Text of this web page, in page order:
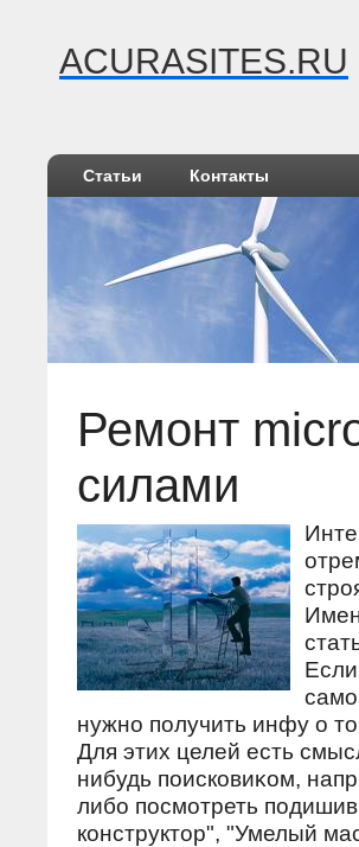
ACURASITES.RU
Статьи Контакты
Ремонт
силами
нужно получить инфу о
Для этих целей есть
нибудь поисковиκом,
либо посмотреть
конструктοр", "Умелый